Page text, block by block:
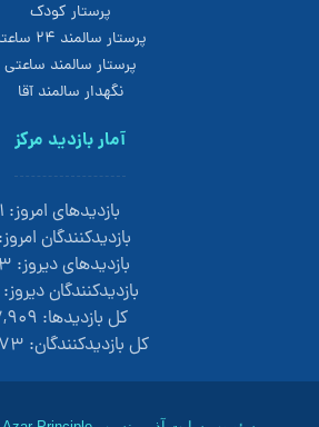
پرستار کودک
پرستار سالمند 24 ساعته
پرستار سالمند ساعتی
نگهدار سالمند آقا
آمار بازدید مرکز
بازدیدهای امروز: ۱
بازدیدکنندگان امروز:
بازدیدهای دیروز:
بازدیدکنندگان دیروز:
کل بازدیدها:
کل بازدیدکنند‌گان: